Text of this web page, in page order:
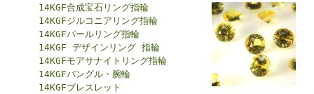
14KGF合成宝石リング指輪
14KGFジルコニアリング指輪
14KGFパールリング指輪
14KGF デザインリング 指輪
14KGFモアサナイトリング指輪
14KGFバングル・腕輪
14KGFブレスレット